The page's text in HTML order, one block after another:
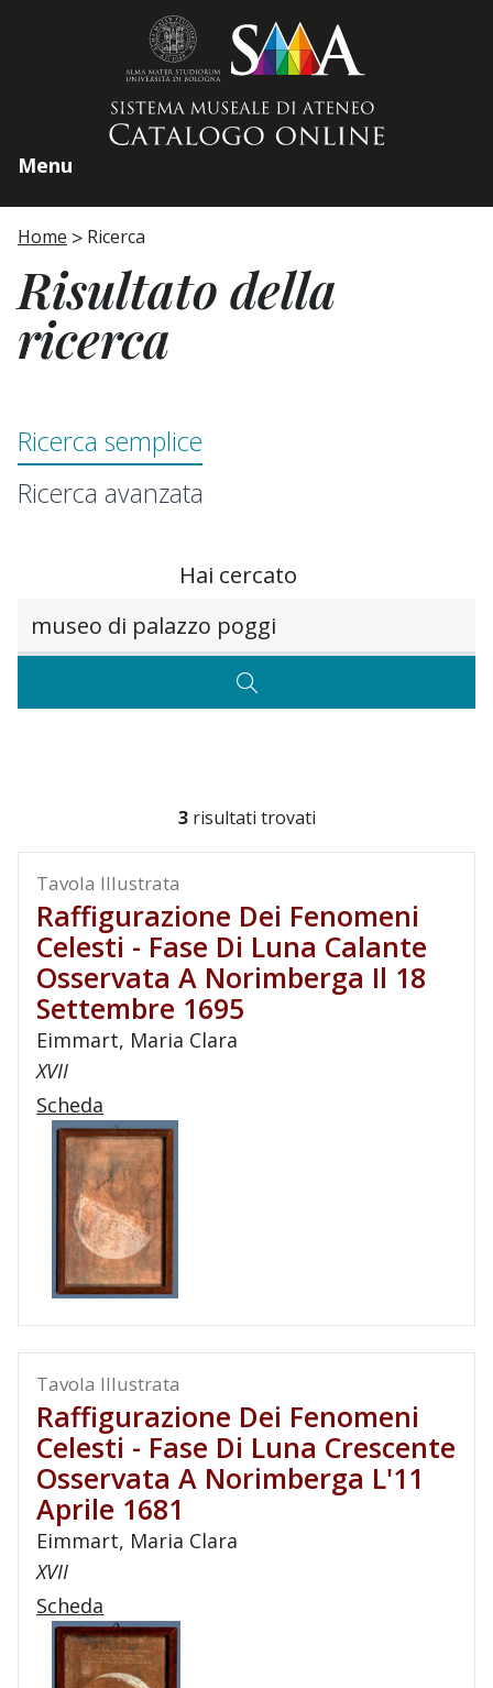
Menu
Home Ricerca
Risultato della
ricerca
Ricerca semplice
Ricerca avanzata
Hai cercato
CERCA
3 risultati trovati
Tavola Illustrata
Raffigurazione Dei Fenomeni
Celesti - Fase Di Luna Calante
Osservata A Norimberga Il 18
Settembre 1695
Eimmart, Maria Clara
XVII
Scheda
Tavola Illustrata
Raffigurazione Dei Fenomeni
Celesti - Fase Di Luna Crescente
Osservata A Norimberga L'11
Aprile 1681
Eimmart, Maria Clara
XVII
Scheda